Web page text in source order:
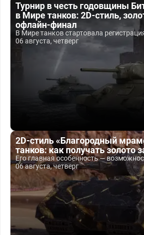
Турнир в честь годовщины
в Мире танков: 2D-стиль,
офлайн-финал
В Мире танков стартовала
06 августа, четверг
2D-стиль «Благородный
танков: как получать золото
Его главная особенность —
06 августа, четверг